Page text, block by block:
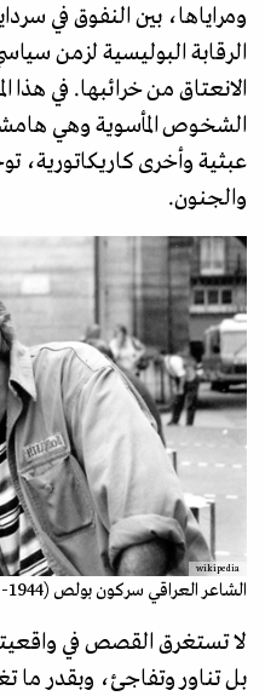
ومراياها، بين النفوق في
الرقابة البوليسية لزمن
الانعتاق من خرائبها. في هذا
الشخوص المأسوية وهي
عبثية وأخرى كاريكاتورية،
والجنون.
wikipedia
الشاعر العراقي سركون بولص (1944- 2007)
لا تستغرق القصص في
بل تناور وتفاجئ، وبقدر